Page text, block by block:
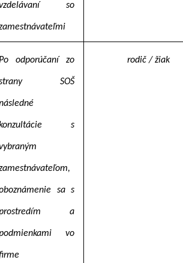
so
odporúčaní zo
SOŠ
s
sa s
a
vo
rodič / žiak